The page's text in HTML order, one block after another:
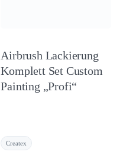
Airbrush Lackierung
Komplett Set Custom
Painting „Profi“
Createx